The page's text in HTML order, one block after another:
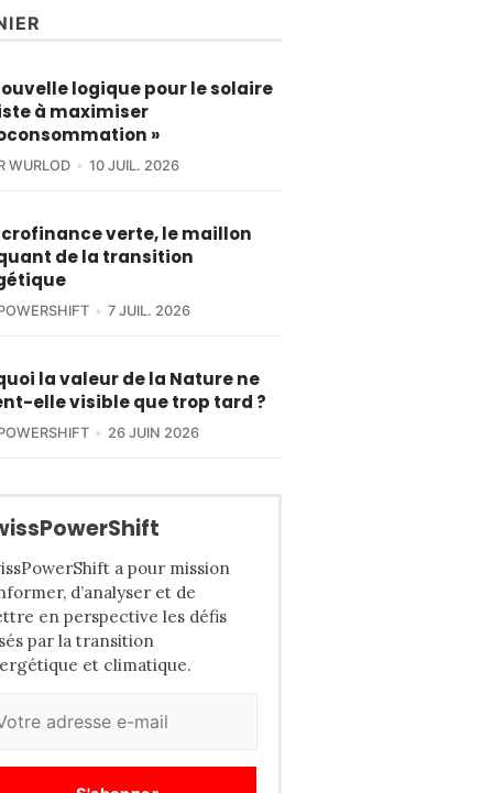
logique pour le solaire
à maximiser
»
WURLOD 10 JUIL. 2026
verte, le maillon
de la transition
7 JUIL. 2026
la valeur de la Nature ne
elle visible que trop tard ?
26 JUIN 2026
a pour mission
d’analyser et de
en perspective les défis
par la transition
et climatique.